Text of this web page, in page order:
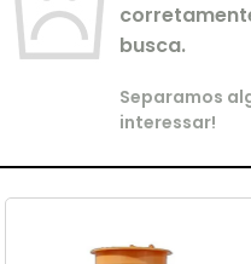
busca.
Separamos
interessar!